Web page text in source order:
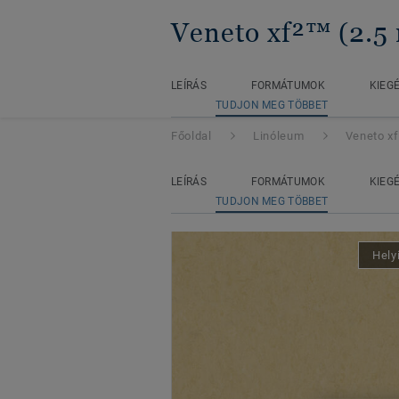
Veneto xf²™ (2.5
LEÍRÁS FORMÁTUMOK
TUDJON MEG TÖBBET
Főoldal Linóleum Veneto
LEÍRÁS FORMÁTUMOK
TUDJON MEG TÖBBET